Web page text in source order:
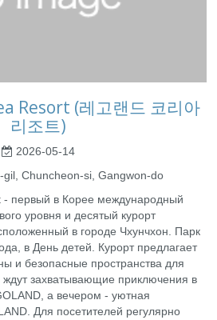
Resort (레고랜드 코리아
리조트)
2026-05-14
gil, Chuncheon-si, Gangwon-do
- первый в Корее международный
уровня и десятый курорт
в городе Чхунчхон. Парк
в День детей. Курорт предлагает
и безопасные пространства для
ждут захватывающие приключения в
а вечером - уютная
Для посетителей регулярно